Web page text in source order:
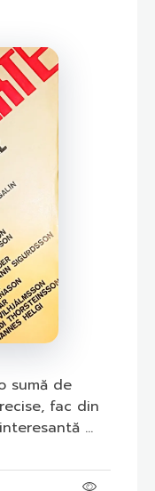
sumă de
fac din
...